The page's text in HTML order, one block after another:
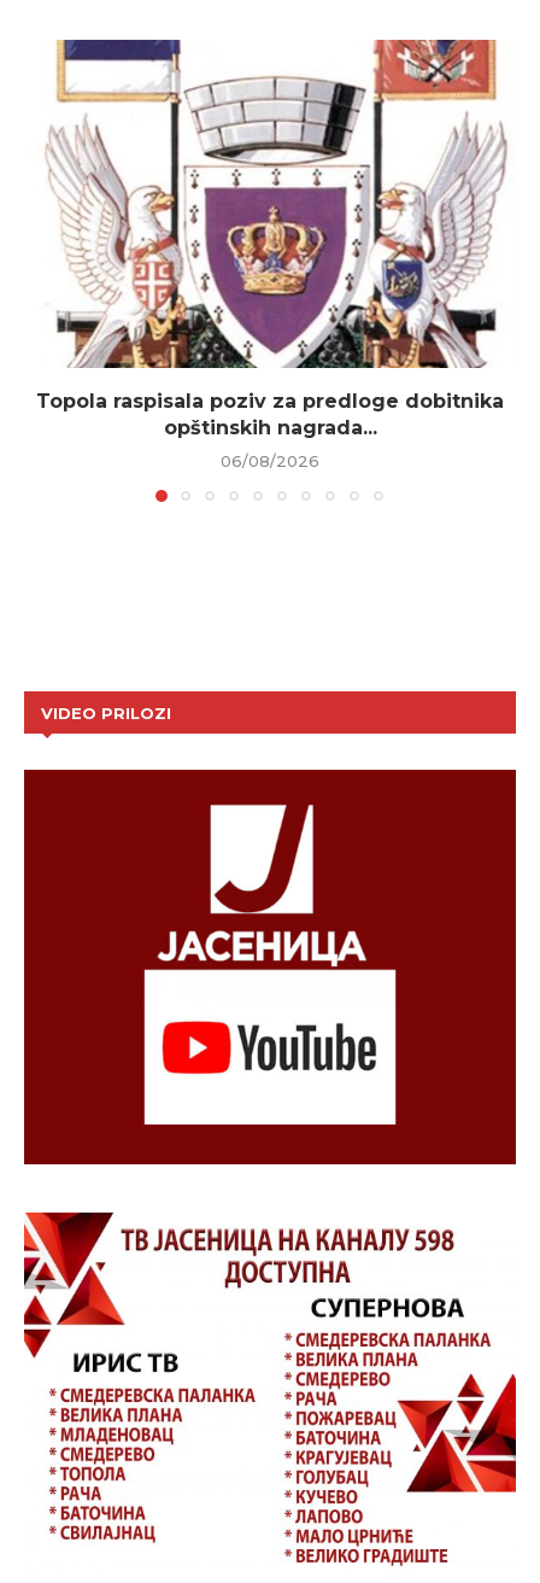
Topola raspisala poziv za predloge dobitnika
opštinskih nagrada...
06/08/2026
VIDEO PRILOZI